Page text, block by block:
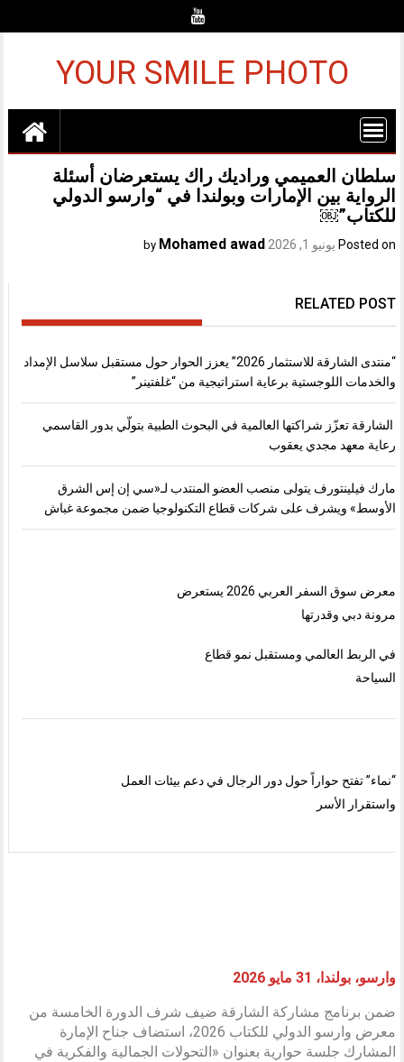
YOUR SMILE PHOTO
سلطان العميمي وراديك راك يستعرضان أسئلة
الرواية بين الإمارات وبولندا في “وارسو الدولي
للكتاب”￼
Posted on يونيو 1, 2026 Mohamed awad
RELATED POST
“منتدى الشارقة للاستثمار 2026” يعزز الحوار حول مستقبل سلاسل الإمداد
والخدمات اللوجستية برعاية استراتيجية من “غلفتينر”
الشارقة تعزّز شراكتها العالمية في البحوث الطبية بتولّي بدور القاسمي
رعاية معهد مجدي يعقوب
مارك فيلينتورف يتولى منصب العضو المنتدب لـ«سي إن إس الشرق
الأوسط» ويشرف على شركات قطاع التكنولوجيا ضمن مجموعة غباش
معرض سوق السفر العربي 2026 يستعرض
مرونة دبي وقدرتها
في الربط العالمي ومستقبل نمو قطاع
السياحة
“نماء” تفتح حواراً حول دور الرجال في دعم بيئات العمل
واستقرار الأسر
وارسو، بولندا، 31 مايو 2026
ضمن برنامج مشاركة الشارقة ضيف شرف الدورة الخامسة من
معرض وارسو الدولي للكتاب 2026، استضاف جناح الإمارة
المشارك جلسة حوارية بعنوان «التحولات الجمالية والفكرية في